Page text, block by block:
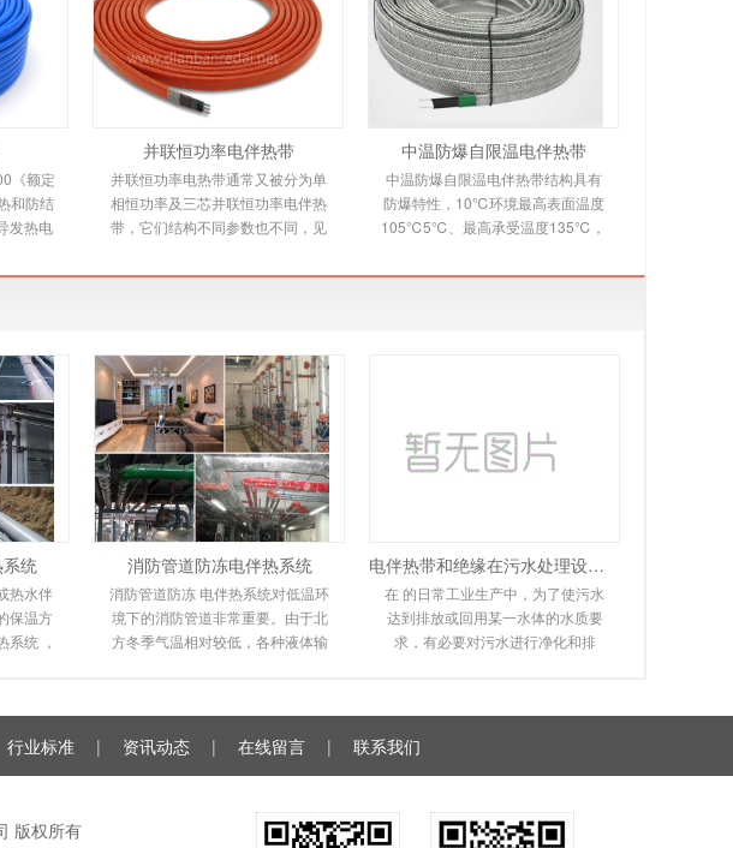
《额定
和防结
发热电
并联恒功率电伴热带
并联恒功率电热带通常又被分为单
相恒功率及三芯并联恒功率电伴热
带，它们结构不同参数也不同，见
是由多个发热节在
中温防爆自限温电伴热带
中温防爆自限温电伴热带结构具有
防爆特性，10℃环境最高表面温度
105℃5℃、最高承受温度135℃，
带，它是新一代唯一带
统
热水伴
保温方
统 ，
消防管道防冻电伴热系统
消防管道防冻 电伴热系统对低温环
境下的消防管道非常重要。由于北
方冬季气温相对较低，各种液体输
电伴热带和绝缘在污水处理设备中的应用
在 的日常工业生产中，为了使污水
达到排放或回用某一水体的水质要
求，有必要对污水进行净化和排
行业标准 | 资讯动态 | 在线留言 | 联系我们
版权所有